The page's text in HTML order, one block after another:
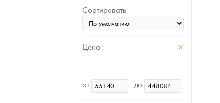
Сортировать
Цена
от до